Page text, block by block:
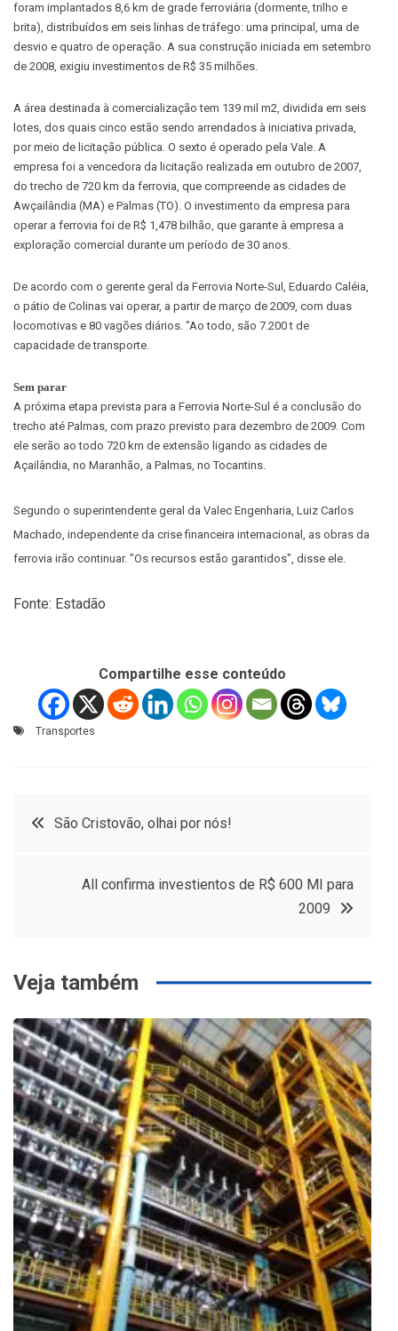
foram implantados 8,6 km de grade ferroviária (dormente, trilho e
brita), distribuídos em seis linhas de tráfego: uma principal, uma de
desvio e quatro de operação. A sua construção iniciada em setembro
de 2008, exigiu investimentos de R$ 35 milhões.
A área destinada à comercialização tem 139 mil m2, dividida em seis
lotes, dos quais cinco estão sendo arrendados à iniciativa privada,
por meio de licitação pública. O sexto é operado pela Vale. A
empresa foi a vencedora da licitação realizada em outubro de 2007,
do trecho de 720 km da ferrovia, que compreende as cidades de
Awçailândia (MA) e Palmas (TO). O investimento da empresa para
operar a ferrovia foi de R$ 1,478 bilhão, que garante à empresa a
exploração comercial durante um período de 30 anos.
De acordo com o gerente geral da Ferrovia Norte-Sul, Eduardo Caléia,
o pátio de Colinas vai operar, a partir de março de 2009, com duas
locomotivas e 80 vagões diários. "Ao todo, são 7.200 t de
capacidade de transporte.
Sem parar
A próxima etapa prevista para a Ferrovia Norte-Sul é a conclusão do
trecho até Palmas, com prazo previsto para dezembro de 2009. Com
ele serão ao todo 720 km de extensão ligando as cidades de
Açailândia, no Maranhão, a Palmas, no Tocantins.
Segundo o superintendente geral da Valec Engenharia, Luiz Carlos
Machado, independente da crise financeira internacional, as obras da
ferrovia irão continuar. "Os recursos estão garantidos", disse ele.
Fonte: Estadão
Compartilhe esse conteúdo
Transportes
Navegação
São Cristovão, olhai por nós!
All confirma investientos de R$ 600 MI para
2009
Veja também